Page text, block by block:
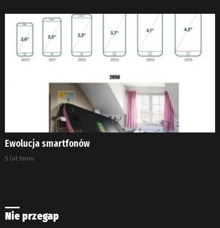
Ewolucja smartfonów
5 lat temu
Nie przegap